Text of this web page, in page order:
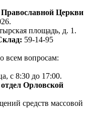
Церкви
площадь, д. 1.
59-14-95
всем вопросам:
с 8:30 до 17:00.
Орловской
средств массовой